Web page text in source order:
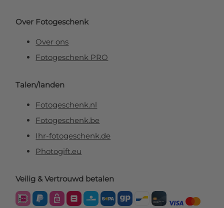
Over Fotogeschenk
Over ons
Fotogeschenk PRO
Talen/landen
Fotogeschenk.nl
Fotogeschenk.be
Ihr-fotogeschenk.de
Photogift.eu
Veilig & Vertrouwd betalen